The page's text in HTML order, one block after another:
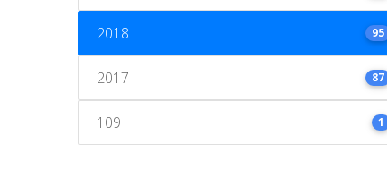
2018 95
2017 87
109 1